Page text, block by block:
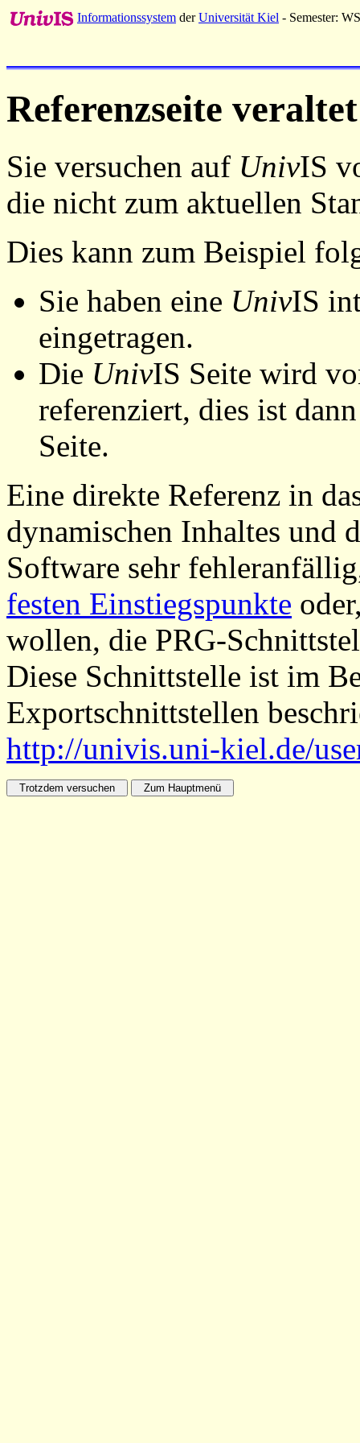
Informationssystem derUniversität Kiel - Semester:
Referenzseite veraltet
Sie versuchen auf UnivIS
die nicht zum aktuellen
Dies kann zum Beispiel
Sie haben eine UnivIS
eingetragen.
Die UnivIS Seite wird
referenziert, dies ist
Seite.
Eine direkte Referenz in
dynamischen Inhaltes und
Software sehr
festen Einstiegspunkte
wollen, die PRG-
Diese Schnittstelle ist im
Exportschnittstellen
http://univis.uni-kiel.de/